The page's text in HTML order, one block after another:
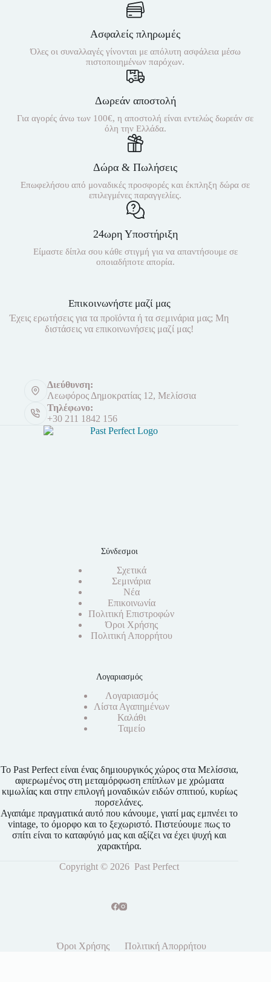
Ασφαλείς πληρωμές
Όλες οι συναλλαγές γίνονται με απόλυτη ασφάλεια μέσω
πιστοποιημένων παρόχων.
Δωρεάν αποστολή
Για αγορές άνω των 100€, η αποστολή είναι εντελώς δωρεάν σε
όλη την Ελλάδα.
Δώρα & Πωλήσεις
Επωφελήσου από μοναδικές προσφορές και έκπληξη δώρα σε
επιλεγμένες παραγγελίες.
24ωρη Υποστήριξη
Είμαστε δίπλα σου κάθε στιγμή για να απαντήσουμε σε
οποιαδήποτε απορία.
Επικοινωνήστε μαζί μας
Έχεις ερωτήσεις για τα προϊόντα ή τα σεμινάρια μας; Μη
διστάσεις να επικοινωνήσεις μαζί μας!
Διεύθυνση:
Λεωφόρος Δημοκρατίας 12, Μελίσσια
Τηλέφωνο:
+30 211 1842 156
Σύνδεσμοι
Σχετικά
Σεμινάρια
Νέα
Επικοινωνία
Πολιτική Επιστροφών
Όροι Χρήσης
Πολιτική Απορρήτου
Λογαριασμός
Λογαριασμός
Λίστα Αγαπημένων
Καλάθι
Ταμείο
Το Past Perfect είναι ένας δημιουργικός χώρος στα Μελίσσια,
αφιερωμένος στη μεταμόρφωση επίπλων με χρώματα
κιμωλίας και στην επιλογή μοναδικών ειδών σπιτιού, κυρίως
πορσελάνες.
Αγαπάμε πραγματικά αυτό που κάνουμε, γιατί μας εμπνέει το
vintage, το όμορφο και το ξεχωριστό. Πιστεύουμε πως το
σπίτι είναι το καταφύγιό μας και αξίζει να έχει ψυχή και
χαρακτήρα.
Copyright © 2026 Past Perfect
Όροι Χρήσης Πολιτική Απορρήτου